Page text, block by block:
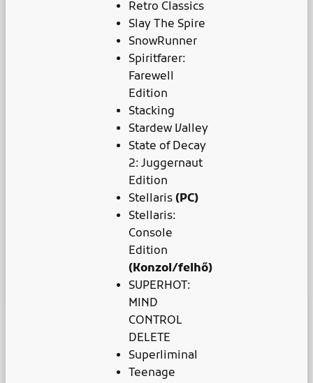
Retro Classics
Slay The Spire
SnowRunner
Spiritfarer:
Farewell
Edition
Stacking
Stardew Valley
State of Decay
2: Juggernaut
Edition
Stellaris(PC)
Stellaris:
Console
Edition
(Konzol/felhő)
SUPERHOT:
MIND
CONTROL
DELETE
Superliminal
Teenage